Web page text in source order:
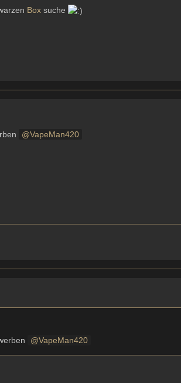
Box suche
VapeMan420
VapeMan420